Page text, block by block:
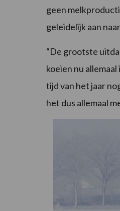
geen
geleidelijk aan
“De grootste
koeien nu
tijd van het jaar
het dus allemaal